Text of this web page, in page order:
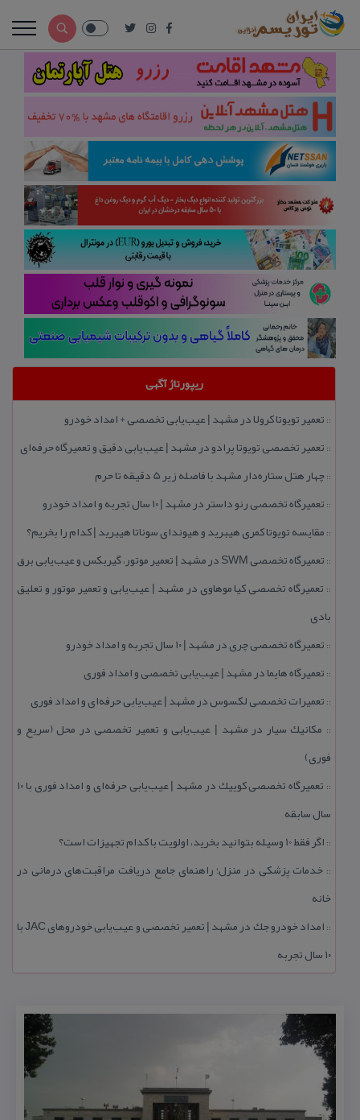
ریپورتاژ آگهی
:: تعمیر تویوتا كرولا در مشهد | عیب‌یابی تخصصی + امداد خودرو
:: تعمیر تخصصی تویوتا پرادو در مشهد | عیب‌یابی دقیق و تعمیرگاه حرفه‌ای
::چهار هتل‌ ستاره‌دار مشهد با فاصله زیر 5 دقیقه تا حرم
:: تعمیرگاه تخصصی رنو داستر در مشهد | ۱۰ سال تجربه و امداد خودرو
:: مقایسه تویوتا كمری هیبرید و هیوندای سوناتا هیبرید | كدام را بخریم؟
:: تعمیرگاه تخصصی SWM در مشهد | تعمیر موتور، گیربكس و عیب‌یابی برق
:: تعمیرگاه تخصصی كیا موهاوی در مشهد | عیب‌یابی و تعمیر موتور و تعلیق
بادی
:: تعمیرگاه تخصصی چری در مشهد | ۱۰ سال تجربه و امداد خودرو
:: تعمیرگاه هایما در مشهد | عیب‌یابی تخصصی و امداد فوری
:: تعمیرات تخصصی لكسوس در مشهد | عیب‌یابی حرفه‌ای و امداد فوری
:: مكانیك سیار در مشهد | عیب‌یابی و تعمیر تخصصی در محل (سریع و
فوری)
::
تعمیرگاه تخصصی كوییك در مشهد | عیب‌یابی حرفه‌ای و امداد فوری با ۱۰
سال سابقه
:: اگر فقط 10 وسیله بتوانید بخرید، اولویت با كدام تجهیزات است؟
:: خدمات پزشكی در منزل؛ راهنمای جامع دریافت مراقبت‌های درمانی در
خانه
::
امداد خودرو جك در مشهد | تعمیر تخصصی و عیب‌یابی خودروهای JAC با
۱۰ سال تجربه